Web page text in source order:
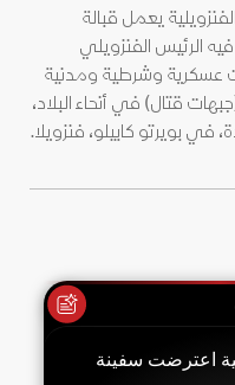
يعمل قبالة
الرئيس الفنزويلي
عسكرية وشرطية ومدنية
(جبهات قتال) في أنحاء البلاد،
في بويرتو كابيلو، فنزويلا.
اعترضت سفينة